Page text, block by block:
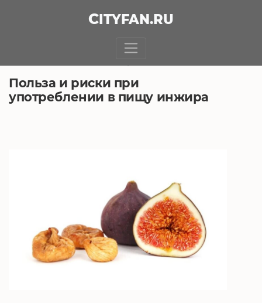
CITYFAN.RU
Польза и риски при
употреблении в пищу инжира